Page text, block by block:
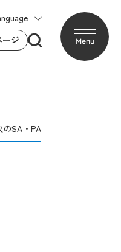
ージ Menu
のSA・PA